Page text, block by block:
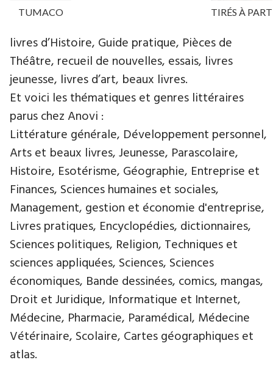
TUMACO TIRÉS À PART
livres d’Histoire, Guide pratique, Pièces de
Théâtre, recueil de nouvelles, essais, livres
jeunesse, livres d’art, beaux livres.
Et voici les thématiques et genres littéraires
parus chez Anovi :
Littérature générale, Développement personnel,
Arts et beaux livres, Jeunesse, Parascolaire,
Histoire, Esotérisme, Géographie, Entreprise et
Finances, Sciences humaines et sociales,
Management, gestion et économie d'entreprise,
Livres pratiques, Encyclopédies, dictionnaires,
Sciences politiques, Religion, Techniques et
sciences appliquées, Sciences, Sciences
économiques, Bande dessinées, comics, mangas,
Droit et Juridique, Informatique et Internet,
Médecine, Pharmacie, Paramédical, Médecine
Vétérinaire, Scolaire, Cartes géographiques et
atlas.